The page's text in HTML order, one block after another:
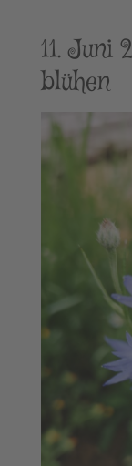
11. Juni
blühen